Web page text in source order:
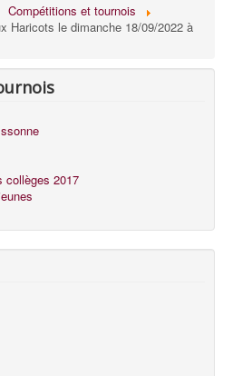
Compétitions et tournois
Haricots le dimanche 18/09/2022 à
collèges 2017